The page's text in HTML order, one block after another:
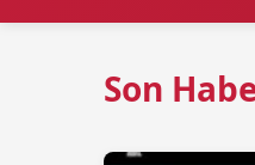
Son